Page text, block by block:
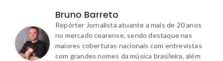
Bruno Barreto
Repórter Jornalista atuante a mais de 20 anos
no mercado cearense, sendo destaque nas
maiores coberturas nacionais com entrevistas
com grandes nomes da música brasileira, além